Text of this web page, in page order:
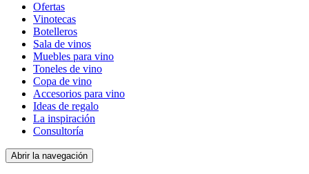
Ofertas
Vinotecas
Botelleros
Sala de vinos
Muebles para vino
Toneles de vino
Copa de vino
Accesorios para vino
Ideas de regalo
La inspiración
Consultoría
Abrir la navegación